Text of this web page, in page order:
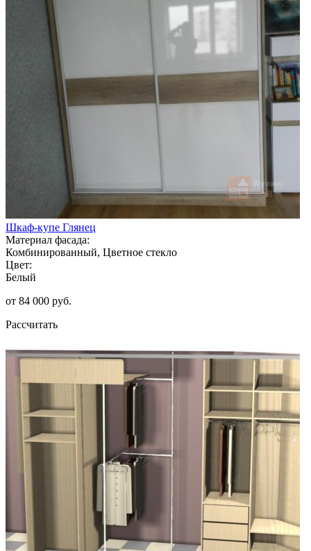
Шкаф-купе Глянец
Материал фасада:
Комбинированный, Цветное стекло
Цвет:
Белый
от 84 000 руб.
Рассчитать